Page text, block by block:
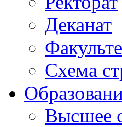
Деканат
Схема
Высшее